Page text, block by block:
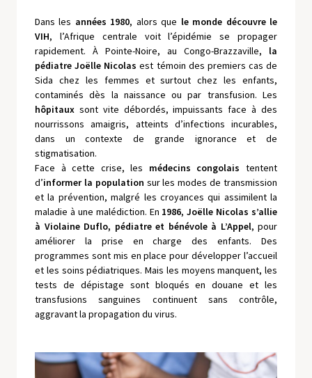
Dans les années 1980, alors que le monde découvre le
VIH, l’Afrique centrale voit l’épidémie se propager
rapidement. À Pointe-Noire, au Congo-Brazzaville, la
pédiatre Joëlle Nicolas est témoin des premiers cas de
Sida chez les femmes et surtout chez les enfants,
contaminés dès la naissance ou par transfusion. Les
hôpitaux sont vite débordés, impuissants face à des
nourrissons amaigris, atteints d’infections incurables,
dans un contexte de grande ignorance et de
stigmatisation.
Face à cette crise, les médecins congolais tentent
d’informer la population sur les modes de transmission
et la prévention, malgré les croyances qui assimilent la
maladie à une malédiction. En 1986,Joëlle Nicolas s’allie
à Violaine Duflo, pédiatre et bénévole à L’Appel, pour
améliorer la prise en charge des enfants. Des
programmes sont mis en place pour développer l’accueil
et les soins pédiatriques. Mais les moyens manquent, les
tests de dépistage sont bloqués en douane et les
transfusions sanguines continuent sans contrôle,
aggravant la propagation du virus.